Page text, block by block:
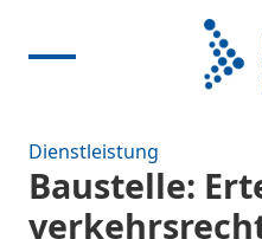
Dienstleistung
Baustelle: